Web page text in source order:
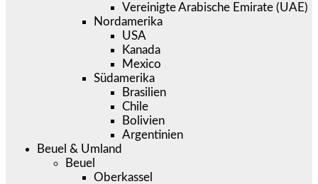
Vereinigte Arabische Emirate (UAE)
Nordamerika
USA
Kanada
Mexico
Südamerika
Brasilien
Chile
Bolivien
Argentinien
Beuel & Umland
Beuel
Oberkassel